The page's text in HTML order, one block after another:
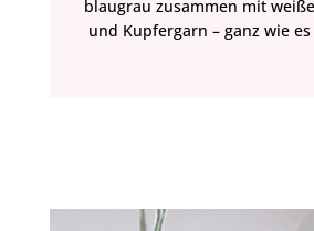
blaugrau zusammen mit
und Kupfergarn – ganz wie